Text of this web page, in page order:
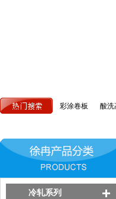
彩涂卷板 酸洗
冷轧系列